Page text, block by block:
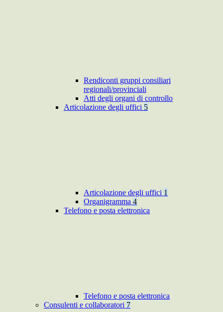
Rendiconti gruppi consiliari
regionali/provinciali
Atti degli organi di controllo
Articolazione degli uffici 5
Articolazione degli uffici 1
Organigramma 4
Telefono e posta elettronica
Telefono e posta elettronica
Consulenti e collaboratori 7